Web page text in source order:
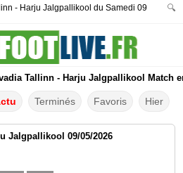
- Harju Jalgpallikool du Samedi 09
🔍
Tallinn - Harju Jalgpallikool Match
Terminés Favoris Hier
Jalgpallikool 09/05/2026